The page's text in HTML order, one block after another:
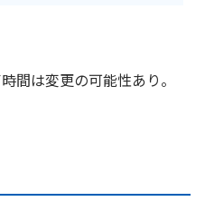
間は変更の可能性あり。